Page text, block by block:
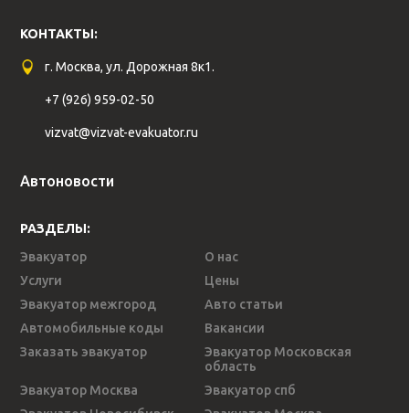
КОНТАКТЫ:
г. Москва, ул. Дорожная 8к1.
+7 (926) 959-02-50
vizvat@vizvat-evakuator.ru
Автоновости
РАЗДЕЛЫ:
Эвакуатор
О нас
Услуги
Цены
Эвакуатор межгород
Авто статьи
Автомобильные коды
Вакансии
Заказать эвакуатор
Эвакуатор Московская
область
Эвакуатор Москва
Эвакуатор спб